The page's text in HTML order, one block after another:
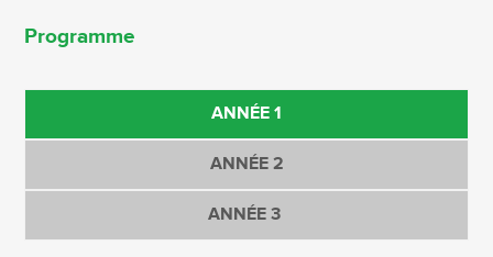
Programme
ANNÉE 1
ANNÉE 2
ANNÉE 3